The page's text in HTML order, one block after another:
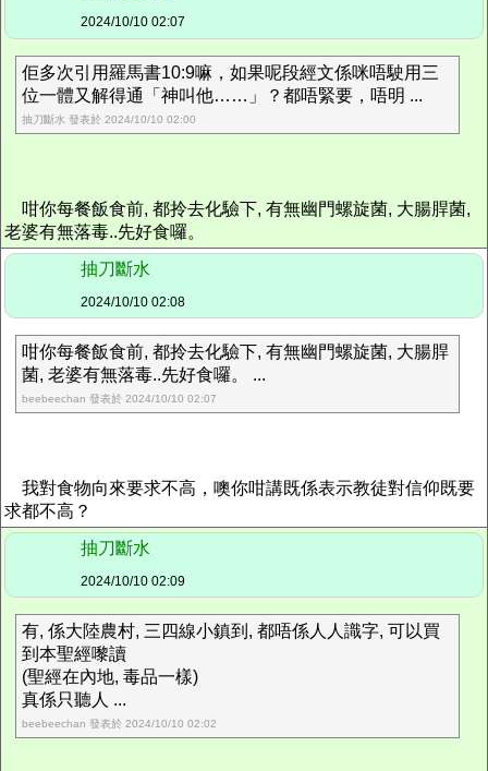
2024/10/10 02:07
佢多次引用羅馬書10:9嘛，如果呢段經文係咪唔駛用三
位一體又解得通「神叫他……」？都唔緊要，唔明 ...
抽刀斷水 發表於 2024/10/10 02:00
咁你每餐飯食前, 都拎去化驗下, 有無幽門螺旋菌, 大腸䏷菌,
老婆有無落毒..先好食囉。
抽刀斷水
2024/10/10 02:08
咁你每餐飯食前, 都拎去化驗下, 有無幽門螺旋菌, 大腸䏷
菌, 老婆有無落毒..先好食囉。 ...
beebeechan 發表於 2024/10/10 02:07
我對食物向來要求不高，噢你咁講既係表示教徒對信仰既要
求都不高？
抽刀斷水
2024/10/10 02:09
有, 係大陸農村, 三四線小鎮到, 都唔係人人識字, 可以買
到本聖經嚟讀
(聖經在內地, 毒品一樣)
真係只聽人 ...
beebeechan 發表於 2024/10/10 02:02